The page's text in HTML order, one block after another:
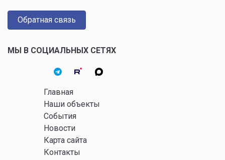
Обратная связь
МЫ В СОЦИАЛЬНЫХ СЕТЯХ
Главная
Наши объекты
События
Новости
Карта сайта
Контакты